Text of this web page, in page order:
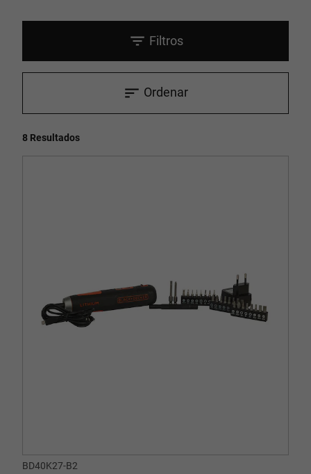
Filtros
8 Resultados
Ordenar
BD40K27-B2